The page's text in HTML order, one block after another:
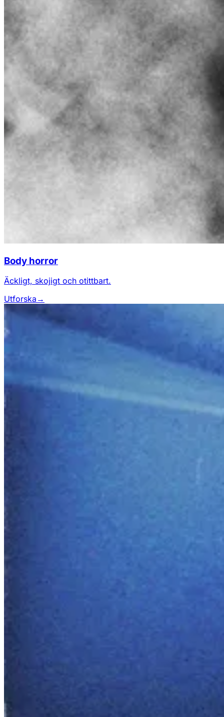
Body horror
Äckligt, skojigt och otittbart.
Utforska →